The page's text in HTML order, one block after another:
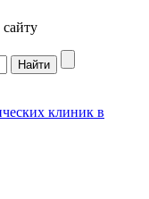
клиник в